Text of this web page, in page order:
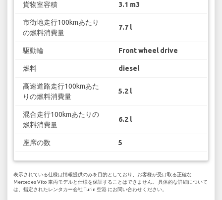
貨物室容積 3.1 m3
市街地走行100kmあたり
の燃料消費量
7.7 l
駆動輪 Front wheel drive
燃料 diesel
高速道路走行100kmあた
りの燃料消費量
5.2 l
混合走行100kmあたりの
燃料消費量
6.2 l
座席の数 5
表示されている仕様は情報提供のみを目的としており、お客様が受け取る正確な
Mercedes Vito 車両モデルと仕様を保証することはできません。 具体的な詳細について
は、指定されたレンタカー会社 Turin 空港 にお問い合わせください。